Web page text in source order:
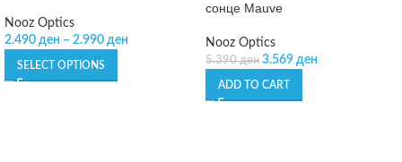
Nooz Optics
2.490 ден – 2.990 ден
SELECT OPTIONS
сонце Mauve
Nooz Optics
5.390ден 3.569 ден
ADD TO CART